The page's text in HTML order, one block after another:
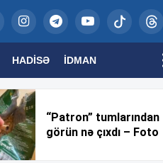
HADISƏ İDMAN
“Patron” tumlarından
görün nə çıxdı – Foto